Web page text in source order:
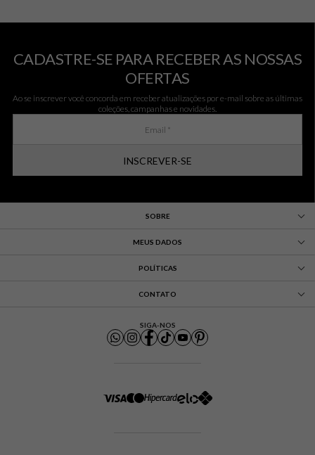
CADASTRE-SE PARA RECEBER AS NOSSAS
OFERTAS
Ao se inscrever você concorda em receber atualizações por e-mail sobre as últimas
coleções, campanhas e novidades.
INSCREVER-SE
SOBRE
MEUS DADOS
POLÍTICAS
CONTATO
SIGA-NOS